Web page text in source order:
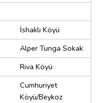
İshaklı Köyü
Alper Tunga Sokak
Riva Köyü
Cumhuriyet
Köyü/Beykoz